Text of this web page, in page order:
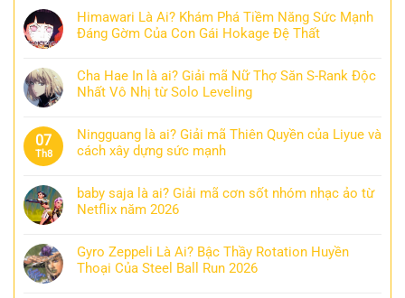
Himawari Là Ai? Khám Phá Tiềm Năng Sức Mạnh
Đáng Gờm Của Con Gái Hokage Đệ Thất
Cha Hae In là ai? Giải mã Nữ Thợ Săn S-Rank Độc
Nhất Vô Nhị từ Solo Leveling
07
Th8
Ningguang là ai? Giải mã Thiên Quyền của Liyue và
cách xây dựng sức mạnh
baby saja là ai? Giải mã cơn sốt nhóm nhạc ảo từ
Netflix năm 2026
Gyro Zeppeli Là Ai? Bậc Thầy Rotation Huyền
Thoại Của Steel Ball Run 2026